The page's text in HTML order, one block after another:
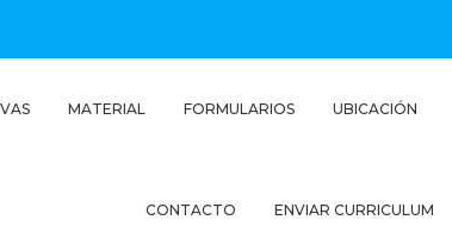
MATERIAL FORMULARIOS UBICACIÓN
CONTACTO ENVIAR CURRICULUM